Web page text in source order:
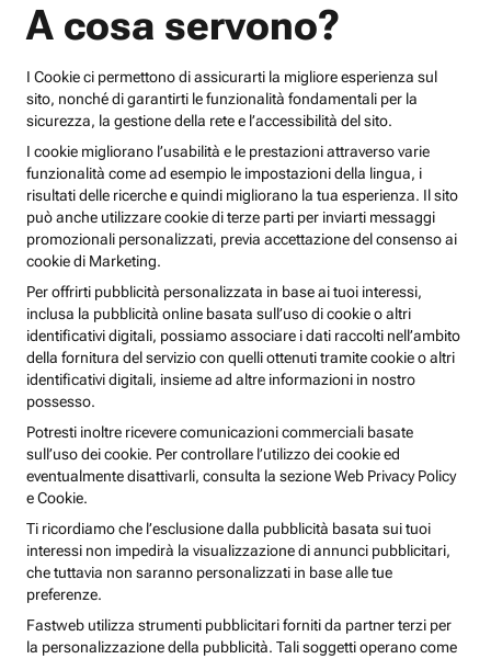
A cosa servono?
I Cookie ci permettono di assicurarti la migliore esperienza sul
sito, nonché di garantirti le funzionalità fondamentali per la
sicurezza, la gestione della rete e l’accessibilità del sito.
I cookie migliorano l’usabilità e le prestazioni attraverso varie
funzionalità come ad esempio le impostazioni della lingua, i
risultati delle ricerche e quindi migliorano la tua esperienza. Il sito
può anche utilizzare cookie di terze parti per inviarti messaggi
promozionali personalizzati, previa accettazione del consenso ai
cookie di Marketing.
Per offrirti pubblicità personalizzata in base ai tuoi interessi,
inclusa la pubblicità online basata sull’uso di cookie o altri
identificativi digitali, possiamo associare i dati raccolti nell’ambito
della fornitura del servizio con quelli ottenuti tramite cookie o altri
identificativi digitali, insieme ad altre informazioni in nostro
possesso.
Potresti inoltre ricevere comunicazioni commerciali basate
sull’uso dei cookie. Per controllare l’utilizzo dei cookie ed
eventualmente disattivarli, consulta la sezione Web Privacy Policy
e Cookie.
Ti ricordiamo che l’esclusione dalla pubblicità basata sui tuoi
interessi non impedirà la visualizzazione di annunci pubblicitari,
che tuttavia non saranno personalizzati in base alle tue
preferenze.
Fastweb utilizza strumenti pubblicitari forniti da partner terzi per
la personalizzazione della pubblicità. Tali soggetti operano come